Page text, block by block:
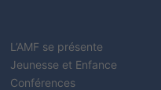
L’AMF se présente
Jeunesse et Enfance
Conférences